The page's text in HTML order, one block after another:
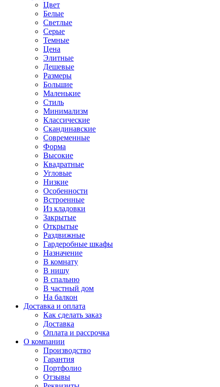
Цвет
Белые
Светлые
Серые
Темные
Цена
Элитные
Дешевые
Размеры
Большие
Маленькие
Стиль
Минимализм
Классические
Скандинавские
Современные
Форма
Высокие
Квадратные
Угловые
Низкие
Особенности
Встроенные
Из кладовки
Закрытые
Открытые
Раздвижные
Гардеробные шкафы
Назначение
В комнату
В нишу
В спальню
В частный дом
На балкон
Доставка и оплата
Как сделать заказ
Доставка
Оплата и рассрочка
О компании
Производство
Гарантия
Портфолио
Отзывы